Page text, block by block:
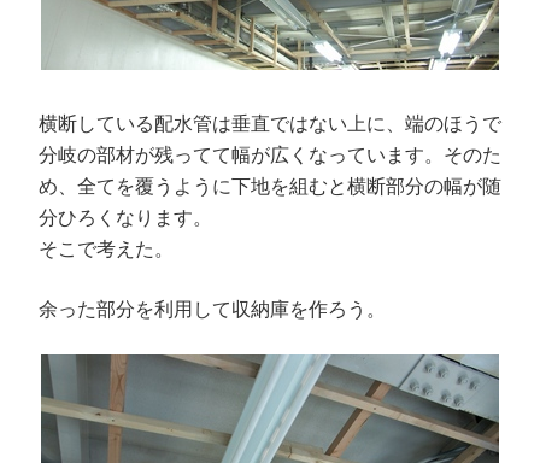
横断している配水管は垂直ではない上に、端のほうで
分岐の部材が残ってて幅が広くなっています。そのた
め、全てを覆うように下地を組むと横断部分の幅が随
分ひろくなります。
そこで考えた。
余った部分を利用して収納庫を作ろう。